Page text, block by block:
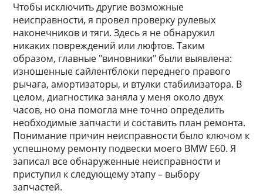
Чтобы исключить другие возможные
неисправности, я провел проверку рулевых
наконечников и тяги. Здесь я не обнаружил
никаких повреждений или люфтов. Таким
образом, главные "виновники" были выявлена:
изношенные сайлентблоки переднего правого
рычага, амортизаторы, и втулки стабилизатора. В
целом, диагностика заняла у меня около двух
часов, но она помогла мне точно определить
необходимые запчасти и составить план ремонта.
Понимание причин неисправности было ключом к
успешному ремонту подвески моего BMW E60. Я
записал все обнаруженные неисправности и
приступил к следующему этапу – выбору
запчастей.